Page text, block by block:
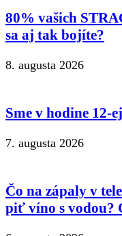
80% vašich
sa aj tak bojíte?
8. augusta 2026
Sme v hodine 12-
7. augusta 2026
Čo na zápaly v
piť víno s vodou?